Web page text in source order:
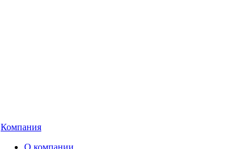
Компания
О компании